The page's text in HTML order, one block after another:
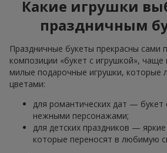
Какие игрушки
праздничным
Праздничные букеты прекрасны сами
композиции «букет с игрушкой», чаще
милые подарочные игрушки, которые
цветами:
для романтических дат —
нежными персонажами;
для детских праздников —
которые переносят в любимую